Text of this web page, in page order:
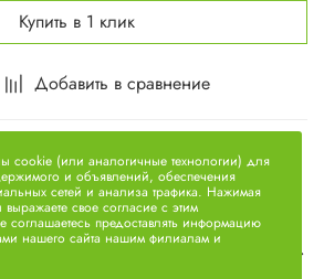
Добавить в сравнение
Купить в 1 клик
cookie (или аналогичные технологии) для
и объявлений, обеспечения
сетей и анализа трафика. Нажимая
свое согласие с этим
соглашаетесь предоставлять информацию
нашего сайта нашим филиалам и